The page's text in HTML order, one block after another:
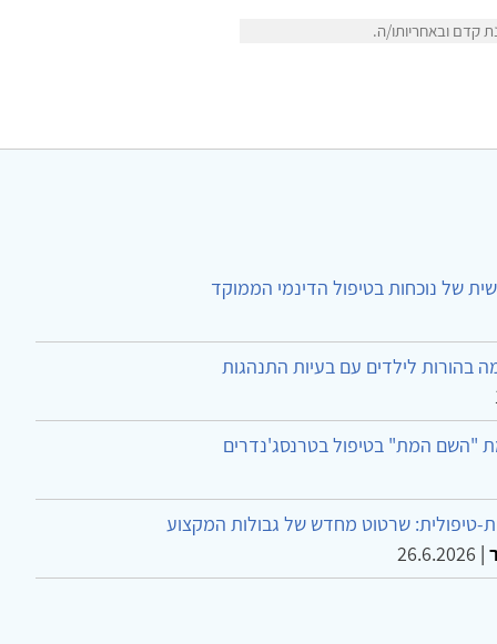
קדם ובאחריותו/ה.
של נוכחות בטיפול הדינמי הממוקד
בהורות לילדים עם בעיות התנהגות
"השם המת" בטיפול בטרנסג'נדרים
טיפולית: שרטוט מחדש של גבולות המקצוע
|
26.6.2026